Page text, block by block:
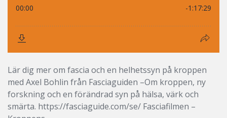
Lär dig mer om fascia och en helhetssyn på kroppen
med Axel Bohlin från Fasciaguiden –Om kroppen, ny
forskning och en förändrad syn på hälsa, värk och
smärta. https://fasciaguide.com/se/ Fasciafilmen –